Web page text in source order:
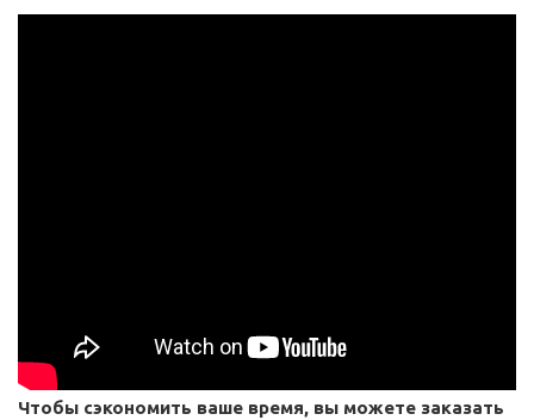
Чтобы сэкономить ваше время, вы можете заказать